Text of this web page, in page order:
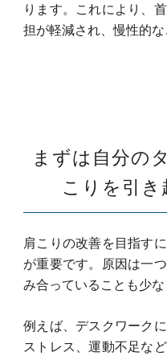
ります。
これにより、
担が軽減され、慢性的な
まずは自分の
こりを引き
肩こりの改善を目指す
が重要です。
原因は一
み合っていることも少な
例えば、デスクワーク
ストレス、運動不足な